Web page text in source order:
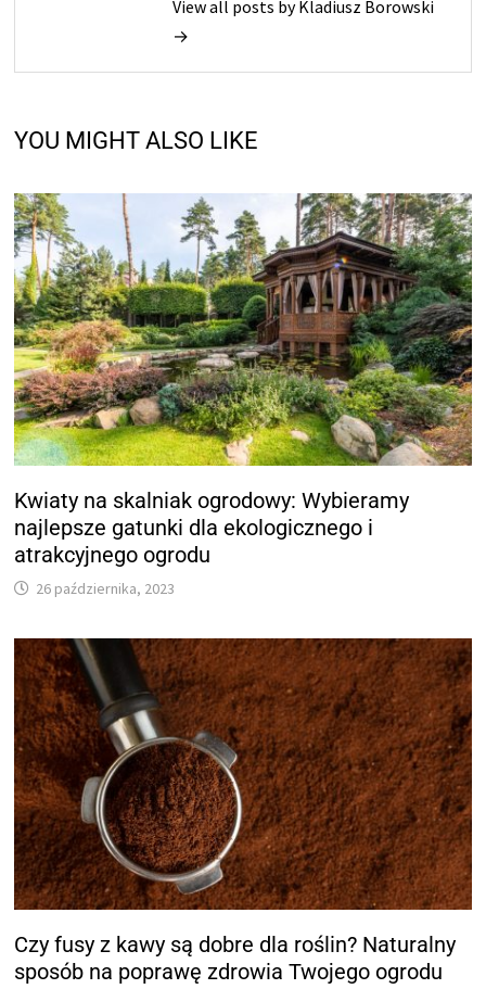
View all posts by Kladiusz Borowski
→
YOU MIGHT ALSO LIKE
Kwiaty na skalniak ogrodowy: Wybieramy
najlepsze gatunki dla ekologicznego i
atrakcyjnego ogrodu
26 października, 2023
Czy fusy z kawy są dobre dla roślin? Naturalny
sposób na poprawę zdrowia Twojego ogrodu